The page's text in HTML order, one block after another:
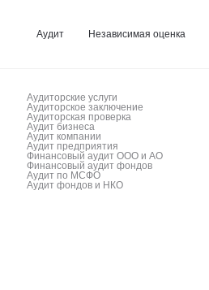
Аудит Независимая оценка
Аудиторские услуги
Аудиторское заключение
Аудиторская проверка
Аудит бизнеса
Аудит компании
Аудит предприятия
Финансовый аудит ООО и АО
Финансовый аудит фондов
Аудит по МСФО
Аудит фондов и НКО